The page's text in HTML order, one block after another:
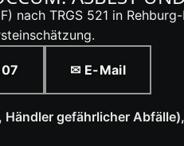
nach TRGS 521 in
✉ E-Mail
gefährlicher